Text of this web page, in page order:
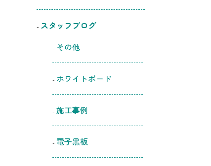
スタッフブログ
その他
ホワイトボード
施工事例
電子黒板